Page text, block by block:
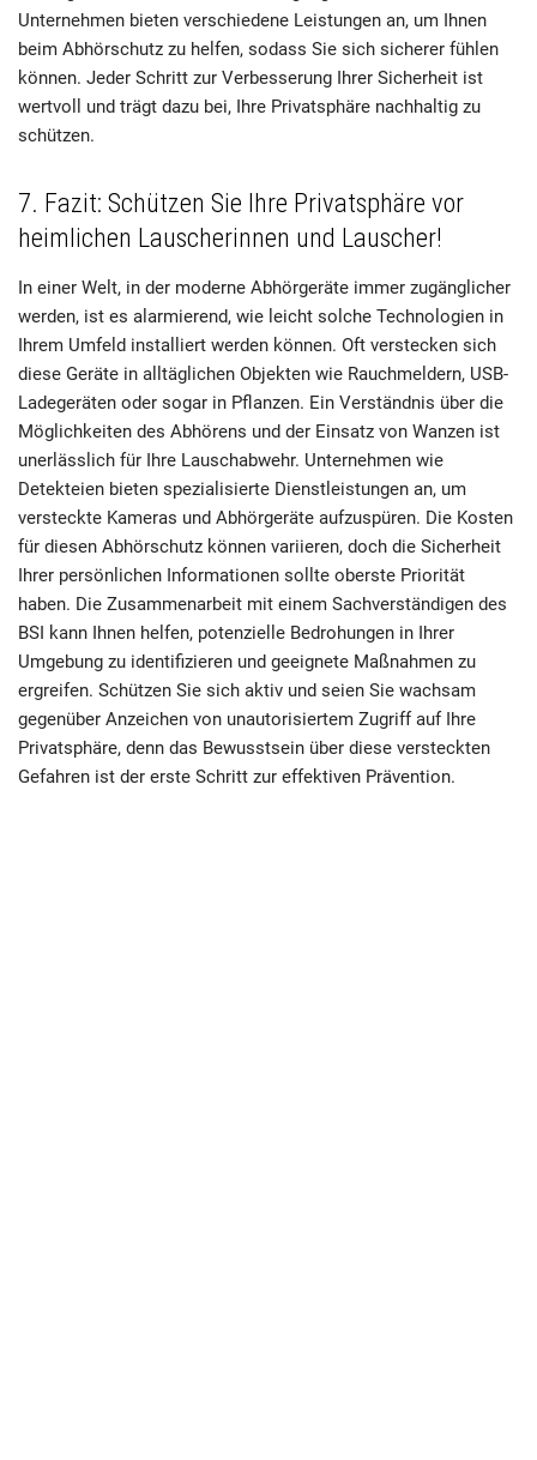
Unternehmen bieten verschiedene Leistungen an, um Ihnen
beim Abhörschutz zu helfen, sodass Sie sich sicherer fühlen
können. Jeder Schritt zur Verbesserung Ihrer Sicherheit ist
wertvoll und trägt dazu bei, Ihre Privatsphäre nachhaltig zu
schützen.
7. Fazit: Schützen Sie Ihre Privatsphäre vor
heimlichen Lauscherinnen und Lauscher!
In einer Welt, in der moderne Abhörgeräte immer zugänglicher
werden, ist es alarmierend, wie leicht solche Technologien in
Ihrem Umfeld installiert werden können. Oft verstecken sich
diese Geräte in alltäglichen Objekten wie Rauchmeldern, USB-
Ladegeräten oder sogar in Pflanzen. Ein Verständnis über die
Möglichkeiten des Abhörens und der Einsatz von Wanzen ist
unerlässlich für Ihre Lauschabwehr. Unternehmen wie
Detekteien bieten spezialisierte Dienstleistungen an, um
versteckte Kameras und Abhörgeräte aufzuspüren. Die Kosten
für diesen Abhörschutz können variieren, doch die Sicherheit
Ihrer persönlichen Informationen sollte oberste Priorität
haben. Die Zusammenarbeit mit einem Sachverständigen des
BSI kann Ihnen helfen, potenzielle Bedrohungen in Ihrer
Umgebung zu identifizieren und geeignete Maßnahmen zu
ergreifen. Schützen Sie sich aktiv und seien Sie wachsam
gegenüber Anzeichen von unautorisiertem Zugriff auf Ihre
Privatsphäre, denn das Bewusstsein über diese versteckten
Gefahren ist der erste Schritt zur effektiven Prävention.